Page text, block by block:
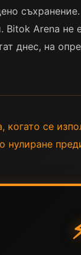
Bitok Arena не
днес, на
когато се
нулиране